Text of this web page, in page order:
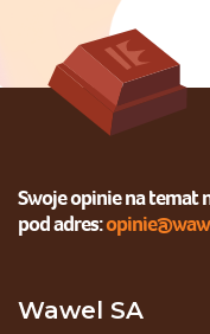
Swoje opinie na temat
pod adres:
Wawel SA